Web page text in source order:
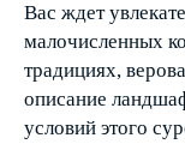
Вас ждет
малочисленных
традициях,
описание
условий этого